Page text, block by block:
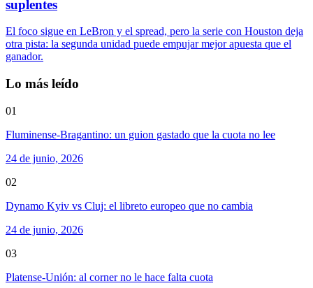
suplentes
El foco sigue en LeBron y el spread, pero la serie con Houston deja
otra pista: la segunda unidad puede empujar mejor apuesta que el
ganador.
Lo más leído
01
Fluminense-Bragantino: un guion gastado que la cuota no lee
24 de junio, 2026
02
Dynamo Kyiv vs Cluj: el libreto europeo que no cambia
24 de junio, 2026
03
Platense-Unión: al corner no le hace falta cuota